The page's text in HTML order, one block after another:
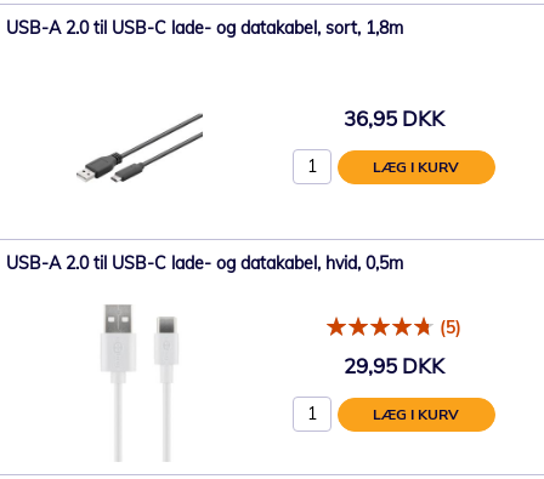
USB-A 2.0 til USB-C lade- og datakabel, sort, 1,8m
36,95 DKK
LÆG I KURV
USB-A 2.0 til USB-C lade- og datakabel, hvid, 0,5m
(5)
29,95 DKK
LÆG I KURV